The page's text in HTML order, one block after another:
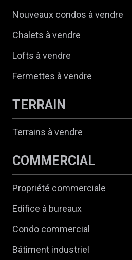
Nouveaux condos à vendre
Chalets à vendre
Lofts à vendre
Fermettes à vendre
TERRAIN
Terrains à vendre
COMMERCIAL
Propriété commerciale
Edifice à bureaux
Condo commercial
Bâtiment industriel